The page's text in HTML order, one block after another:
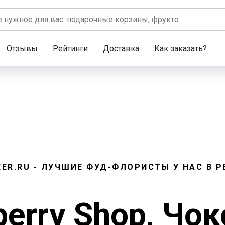
Отзывы Рейтинги Доставка Как заказать?
- ЛУЧШИЕ ФУД-ФЛОРИСТЫ У НАС В
Shop,